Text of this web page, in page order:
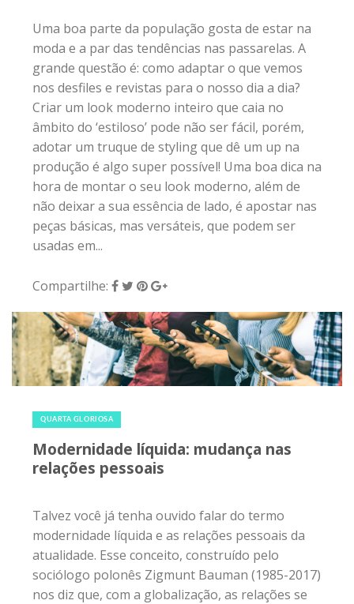
Uma boa parte da população gosta de estar na
moda e a par das tendências nas passarelas. A
grande questão é: como adaptar o que vemos
nos desfiles e revistas para o nosso dia a dia?
Criar um look moderno inteiro que caia no
âmbito do ‘estiloso’ pode não ser fácil, porém,
adotar um truque de styling que dê um up na
produção é algo super possível! Uma boa dica na
hora de montar o seu look moderno, além de
não deixar a sua essência de lado, é apostar nas
peças básicas, mas versáteis, que podem ser
usadas em...
Compartilhe:
QUARTA GLORIOSA
Modernidade líquida: mudança nas
relações pessoais
Talvez você já tenha ouvido falar do termo
modernidade líquida e as relações pessoais da
atualidade. Esse conceito, construído pelo
sociólogo polonês Zigmunt Bauman (1985-2017)
nos diz que, com a globalização, as relações se